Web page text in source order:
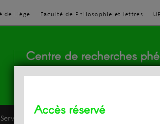
de Liège Faculté de Philosophie et lettres
Centre de recherches
Service d'esthétique
Accès réservé